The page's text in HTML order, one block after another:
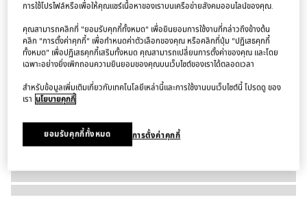
การใช้โปรไฟล์หรือเพื่อให้คุณแชร์เนื้อหาของเราบนเครือข่ายสังคมออนไลน์ของคุณ.
คุณสามารถคลิกที่ "ยอมรับคุกกี้ทั้งหมด" เพื่อยินยอมการใช้งานที่กล่าวถึงข้างต้น
คลิก "การตั้งค่าคุกกี้" เพื่อกำหนดค่าตัวเลือกของคุณ หรือคลิกที่ปุ่ม "ปฏิเสธคุกกี้
ทั้งหมด" เพื่อปฏิเสธคุกกี้เสริมทั้งหมด คุณสามารถเปลี่ยนการตั้งค่าของคุณ และโดย
เฉพาะอย่างยิ่งเพิกถอนความยินยอมของคุณบนเว็บไซต์ของเราได้ตลอดเวลา
สำหรับข้อมูลเพิ่มเติมเกี่ยวกับเทคโนโลยีเหล่านี้และการใช้งานบนเว็บไซต์นี้ โปรดดู ของ
เรา นโยบายคุกกี้
การตั้งค่าคุกกี้
ยอมรับคุกกี้ทั้งหมด